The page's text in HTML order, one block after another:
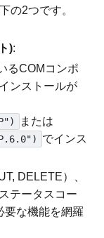
の2つです。
):
るCOMコンポ
ンストールが
または
でインス
DELETE）、
テータスコー
要な機能を網羅